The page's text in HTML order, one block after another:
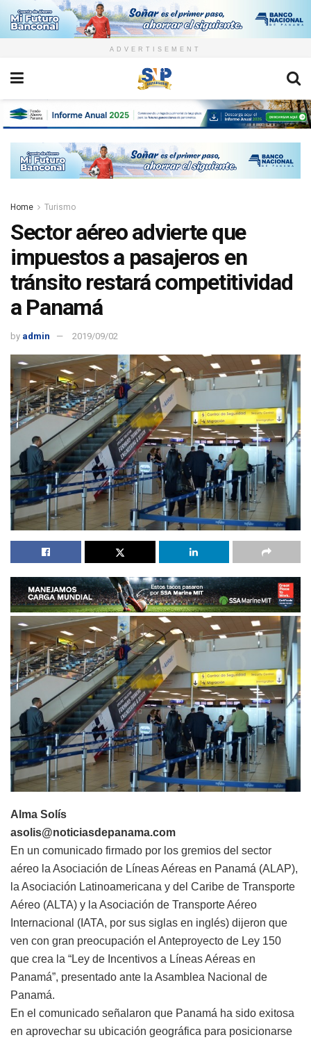
ADVERTISEMENT
Home Turismo
Sector aéreo advierte que
impuestos a pasajeros en
tránsito restará competitividad
a Panamá
by admin 2019/09/02
Alma Solís
asolis@noticiasdepanama.com
En un comunicado firmado por los gremios del sector
aéreo la Asociación de Líneas Aéreas en Panamá (ALAP),
la Asociación Latinoamericana y del Caribe de Transporte
Aéreo (ALTA) y la Asociación de Transporte Aéreo
Internacional (IATA, por sus siglas en inglés) dijeron que
ven con gran preocupación el Anteproyecto de Ley 150
que crea la “Ley de Incentivos a Líneas Aéreas en
Panamá”, presentado ante la Asamblea Nacional de
Panamá.
En el comunicado señalaron que Panamá ha sido exitosa
en aprovechar su ubicación geográfica para posicionarse